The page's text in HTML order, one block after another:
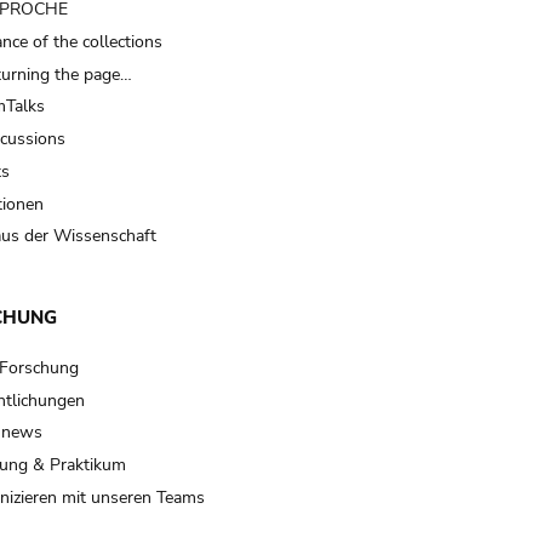
of the collections
the page…
der Wissenschaft
& Praktikum
mit unseren Teams